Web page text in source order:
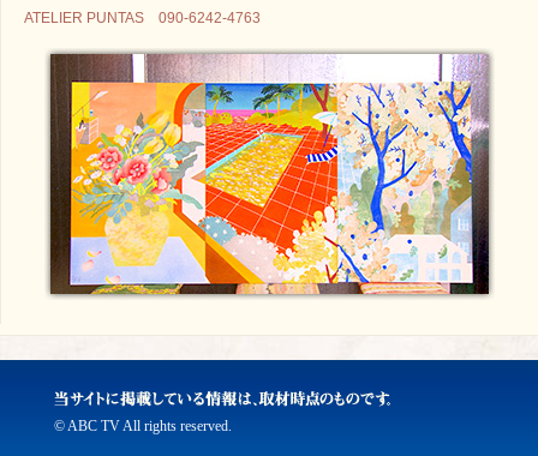
ATELIER PUNTAS 090-6242-4763
© ABC TV All rights reserved.